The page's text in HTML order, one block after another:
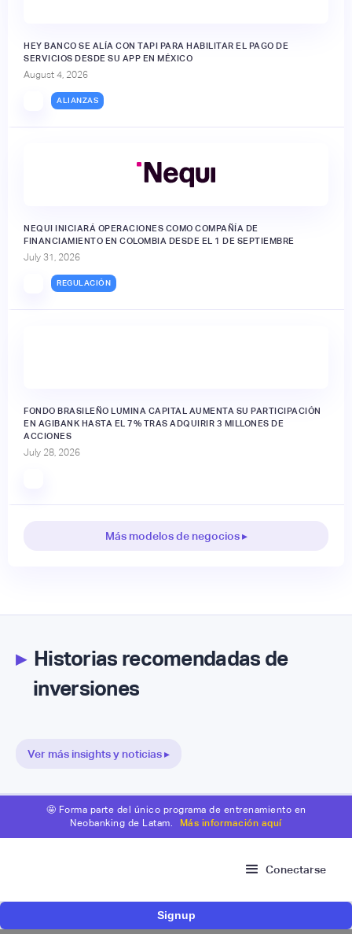
HEY BANCO SE ALÍA CON TAPI PARA HABILITAR EL PAGO DE
SERVICIOS DESDE SU APP EN MÉXICO
August 4, 2026
ALIANZAS
NEQUI INICIARÁ OPERACIONES COMO COMPAÑÍA DE
FINANCIAMIENTO EN COLOMBIA DESDE EL 1 DE SEPTIEMBRE
July 31, 2026
REGULACIÓN
FONDO BRASILEÑO LUMINA CAPITAL AUMENTA SU PARTICIPACIÓN
EN AGIBANK HASTA EL 7% TRAS ADQUIRIR 3 MILLONES DE
ACCIONES
July 28, 2026
Más modelos de negocios ▸
▸Historias recomendadas de
inversiones
Ver más insights y noticias ▸
🤩 Forma parte del único programa de entrenamiento en
Neobanking de Latam.
Más información aquí
Conectarse
Signup